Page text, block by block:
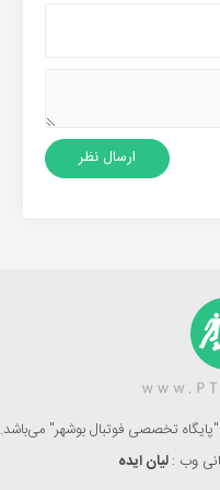
تخصصی فوتبال بوشهر" می‌باشد.
وب :لیان ایده